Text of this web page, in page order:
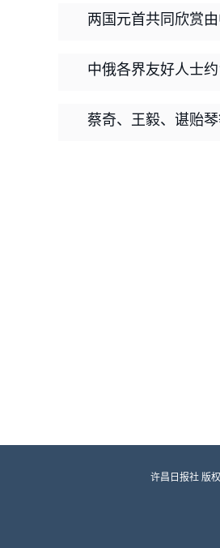
两国元首共同欣赏
中俄各界友好人士约
蔡奇、王毅、谌贻琴
许昌日报社 版